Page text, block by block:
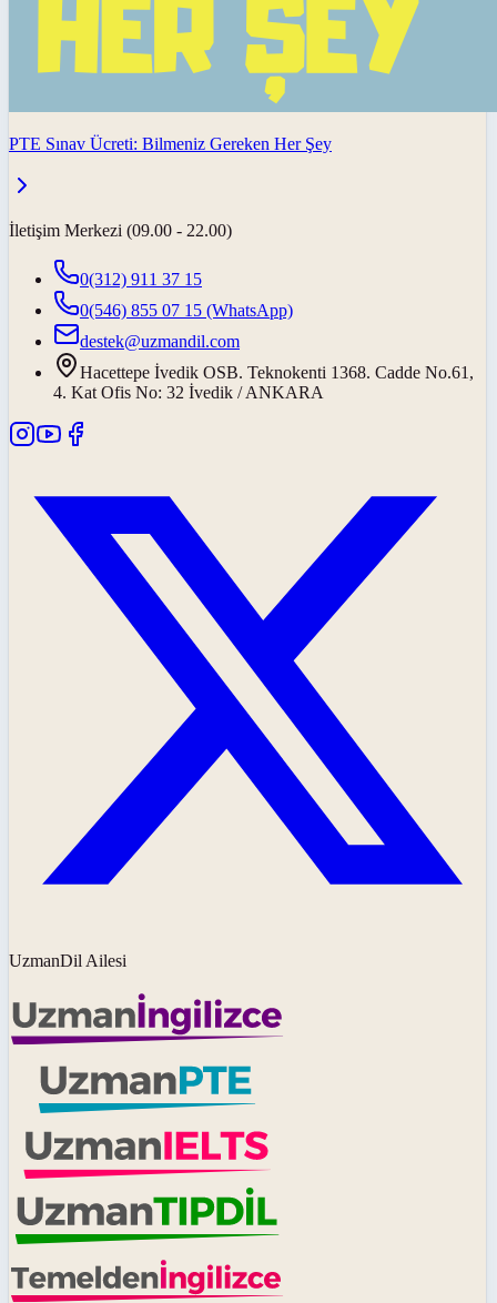
PTE Sınav Ücreti: Bilmeniz Gereken Her Şey
İletişim Merkezi (09.00 - 22.00)
0(312) 911 37 15
0(546) 855 07 15 (WhatsApp)
destek@uzmandil.com
Hacettepe İvedik OSB. Teknokenti 1368. Cadde No.61,
4. Kat Ofis No: 32 İvedik / ANKARA
UzmanDil Ailesi